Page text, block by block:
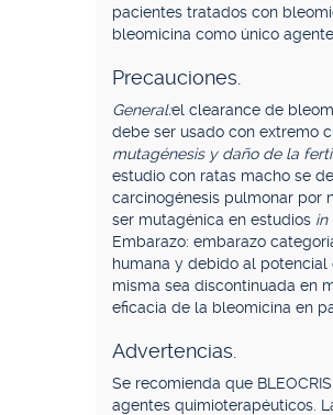
pacientes tratados con
bleomicina como único agente.
Precauciones.
General:el clearance de
debe ser usado con extremo
mutagénesis y daño de la
estudio con ratas macho se
carcinogénesis pulmonar por
ser mutagénica en estudios in
Embarazo: embarazo
humana y debido al potencial
misma sea discontinuada en
eficacia de la bleomicina en
Advertencias.
Se recomienda que
agentes quimioterapéuticos.